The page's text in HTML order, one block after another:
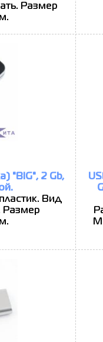
Размер
"BIG", 2 Gb,
Вид
Размер